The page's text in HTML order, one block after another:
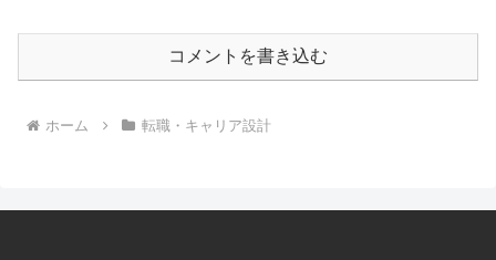
コメントを書き込む
ホーム 転職・キャリア設計